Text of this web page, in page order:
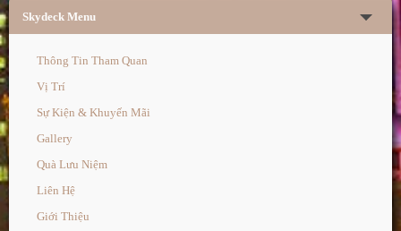
Skydeck Menu
Thông Tin Tham Quan
Vị Trí
Sự Kiện & Khuyến Mãi
Gallery
Quà Lưu Niệm
Liên Hệ
Giới Thiệu